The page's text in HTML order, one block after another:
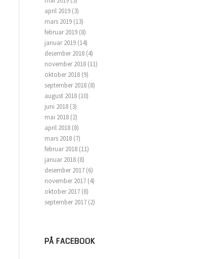
april 2019 (3)
mars 2019 (13)
februar 2019 (8)
januar 2019 (14)
desember 2018 (4)
november 2018 (11)
oktober 2018 (9)
september 2018 (8)
august 2018 (10)
juni 2018 (3)
mai 2018 (2)
april 2018 (8)
mars 2018 (7)
februar 2018 (11)
januar 2018 (8)
desember 2017 (6)
november 2017 (4)
oktober 2017 (8)
september 2017 (2)
PÅ FACEBOOK